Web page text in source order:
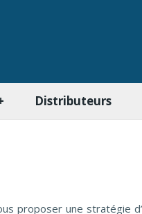
Distributeurs
proposer une stratégie